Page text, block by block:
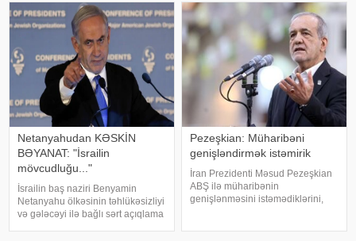
mərhələyə qədəm qoyduğunu
nümayiş etdirdi". Bu fikirləri Milli
Məclisi
Netanyahudan KƏSKİN
BƏYANAT: "İsrailin
mövcudluğu..."
İsrailin baş naziri Benyamin
Netanyahu ölkəsinin təhlükəsizliyi
və gələcəyi ilə bağlı sərt açıqlama
Pezeşkian: Müharibəni
genişləndirmək istəmirik
İran Prezidenti Məsud Pezeşkian
ABŞ ilə müharibənin
genişlənməsini istəmədiklərini,